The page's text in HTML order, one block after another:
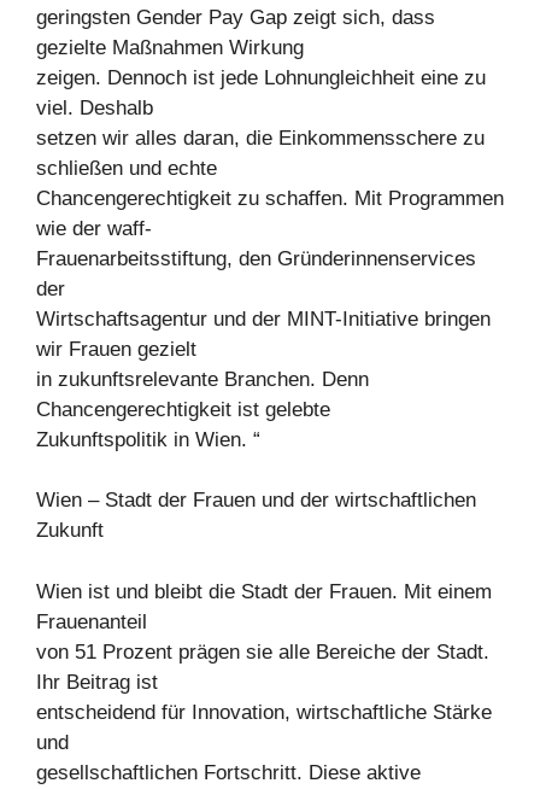
geringsten Gender Pay Gap zeigt sich, dass
gezielte Maßnahmen Wirkung
zeigen. Dennoch ist jede Lohnungleichheit eine zu
viel. Deshalb
setzen wir alles daran, die Einkommensschere zu
schließen und echte
Chancengerechtigkeit zu schaffen. Mit Programmen
wie der waff-
Frauenarbeitsstiftung, den Gründerinnenservices
der
Wirtschaftsagentur und der MINT-Initiative bringen
wir Frauen gezielt
in zukunftsrelevante Branchen. Denn
Chancengerechtigkeit ist gelebte
Zukunftspolitik in Wien. “
Wien – Stadt der Frauen und der wirtschaftlichen
Zukunft
Wien ist und bleibt die Stadt der Frauen. Mit einem
Frauenanteil
von 51 Prozent prägen sie alle Bereiche der Stadt.
Ihr Beitrag ist
entscheidend für Innovation, wirtschaftliche Stärke
und
gesellschaftlichen Fortschritt. Diese aktive